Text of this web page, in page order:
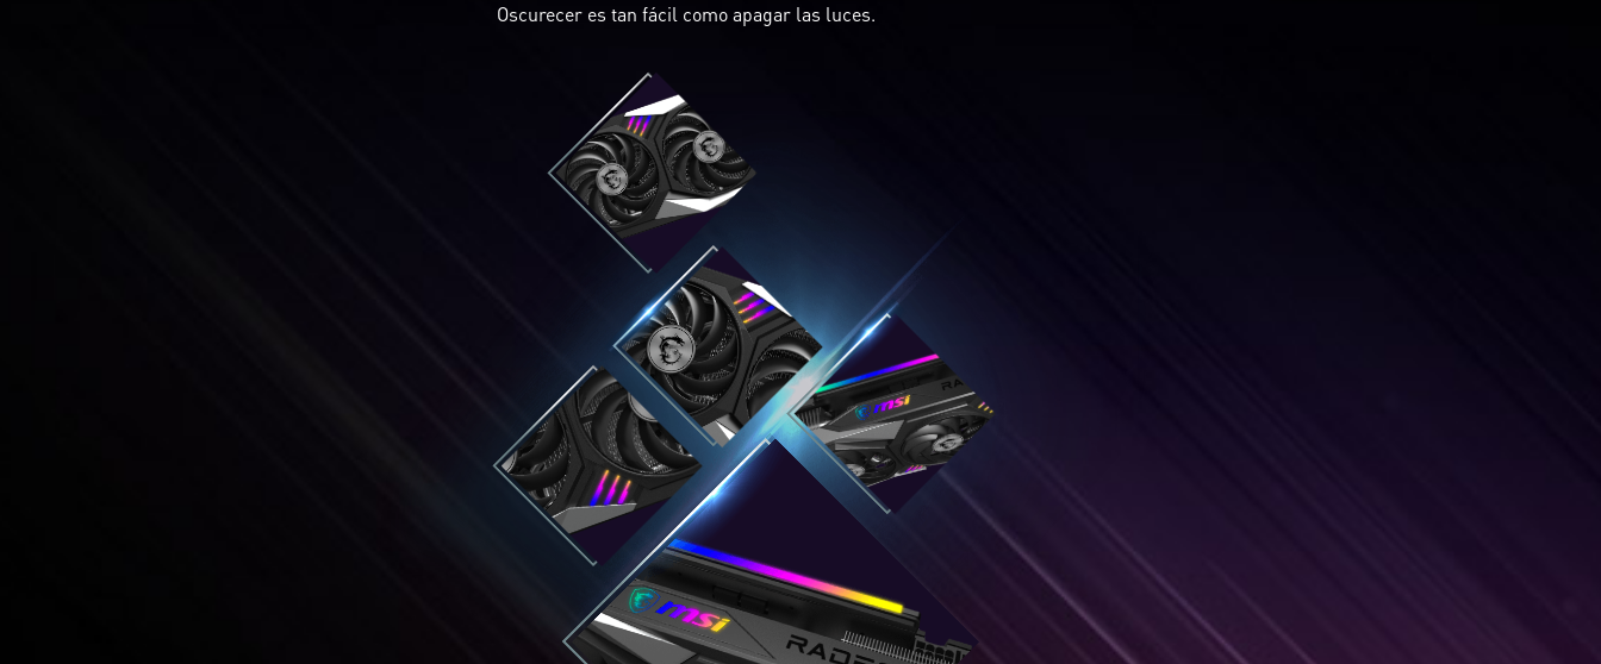
Oscurecer es tan fácil como apagar las luces.